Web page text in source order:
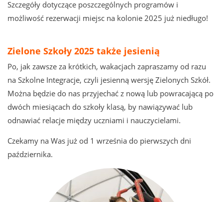
Szczegóły dotyczące poszczególnych programów i
możliwość rezerwacji miejsc na kolonie 2025 już niedługo!
Zielone Szkoły 2025 także jesienią
Po, jak zawsze za krótkich, wakacjach zapraszamy od razu
na Szkolne Integracje, czyli jesienną wersję Zielonych Szkół.
Można będzie do nas przyjechać z nową lub powracającą po
dwóch miesiącach do szkoły klasą, by nawiązywać lub
odnawiać relacje między uczniami i nauczycielami.
Czekamy na Was już od 1 września do pierwszych dni
października.